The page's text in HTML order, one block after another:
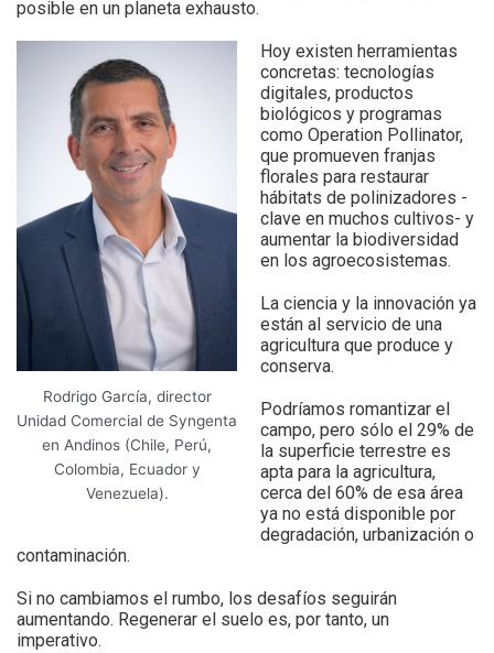
posible en un planeta exhausto.
Rodrigo García, director
Unidad Comercial de Syngenta
en Andinos (Chile, Perú,
Colombia, Ecuador y
Venezuela).
Hoy existen herramientas
concretas: tecnologías
digitales, productos
biológicos y programas
como Operation Pollinator,
que promueven franjas
florales para restaurar
hábitats de polinizadores -
clave en muchos cultivos- y
aumentar la biodiversidad
en los agroecosistemas.
La ciencia y la innovación ya
están al servicio de una
agricultura que produce y
conserva.
Podríamos romantizar el
campo, pero sólo el 29% de
la superficie terrestre es
apta para la agricultura,
cerca del 60% de esa área
ya no está disponible por
degradación, urbanización o
contaminación.
Si no cambiamos el rumbo, los desafíos seguirán
aumentando. Regenerar el suelo es, por tanto, un
imperativo.